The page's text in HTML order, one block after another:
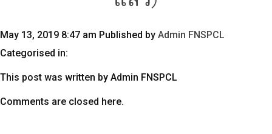
May 13, 2019 8:47 am Published by Admin FNSPCL
Categorised in:
This post was written by Admin FNSPCL
Comments are closed here.